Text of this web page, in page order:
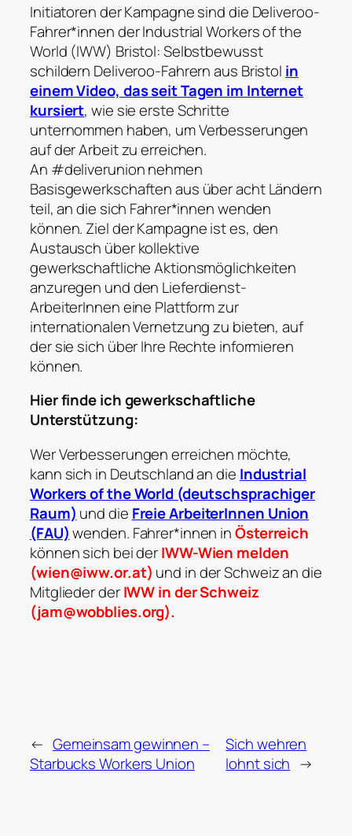
Initiatoren der Kampagne sind die Deliveroo-
Fahrer*innen der Industrial Workers of the
World (IWW) Bristol: Selbstbewusst
schildern Deliveroo-Fahrern aus Bristol in
einem Video, das seit Tagen im Internet
kursiert, wie sie erste Schritte
unternommen haben, um Verbesserungen
auf der Arbeit zu erreichen.
An #deliverunion nehmen
Basisgewerkschaften aus über acht Ländern
teil, an die sich Fahrer*innen wenden
können. Ziel der Kampagne ist es, den
Austausch über kollektive
gewerkschaftliche Aktionsmöglichkeiten
anzuregen und den Lieferdienst-
ArbeiterInnen eine Plattform zur
internationalen Vernetzung zu bieten, auf
der sie sich über Ihre Rechte informieren
können.
Hier finde ich gewerkschaftliche
Unterstützung:
Wer Verbesserungen erreichen möchte,
kann sich in Deutschland an die Industrial
Workers of the World (deutschsprachiger
Raum) und die Freie ArbeiterInnen Union
(FAU)wenden. Fahrer*innen inÖsterreich
können sich bei derIWW-Wien melden
(wien@iww.or.at) und in der Schweiz an die
Mitglieder derIWW in der Schweiz
(jam@wobblies.org).
← Gemeinsam gewinnen –
Starbucks Workers Union
Sich wehren
lohnt sich →